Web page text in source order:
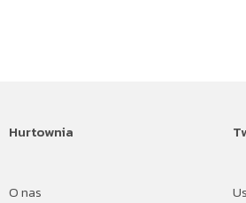
Hurtownia
O nas